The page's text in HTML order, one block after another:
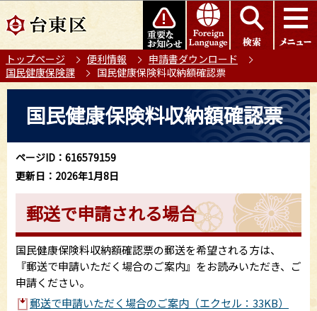
の
ー
ジ
このページの本文へ移動
トップページ 便利情報
申請書ダウンロード
国民健康保険課
国民健康保険料収納額確認票
か
国民健康保険料収納額確認票
ページID：616579159
更新日：2026年1月8日
郵送で申請される場合
国民健康保険料収納額確認票の郵送を希望される方は、
『郵送で申請いただく場合のご案内』をお読みいただき、ご
申請ください。
郵送で申請いただく場合のご案内（エクセル：33KB）